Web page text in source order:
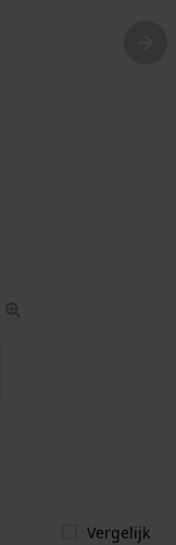
Vergelijk